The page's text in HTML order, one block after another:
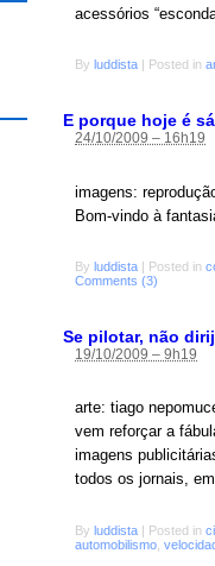
acessórios
By luddista Posted in
E porque hoje é
24/10/2009 – 16h19
imagens:
Bom-vindo à
By luddista | Posted in
Comments (3)
Se pilotar, não
19/10/2009 – 9h19
arte: tiago
vem reforçar a
imagens
todos os jornais,
By luddista | Posted in
automobilismo